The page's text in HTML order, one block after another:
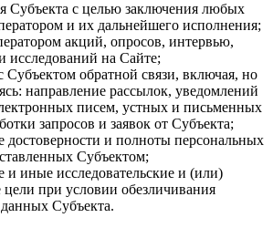
Субъекта с целью заключения любых
и их дальнейшего исполнения;
акций, опросов, интервью,
исследований на Сайте;
Субъектом обратной связи, включая, но
направление рассылок, уведомлений
писем, устных и письменных
запросов и заявок от Субъекта;
достоверности и полноты персональных
Субъектом;
и иные исследовательские и (или)
цели при условии обезличивания
Субъекта.